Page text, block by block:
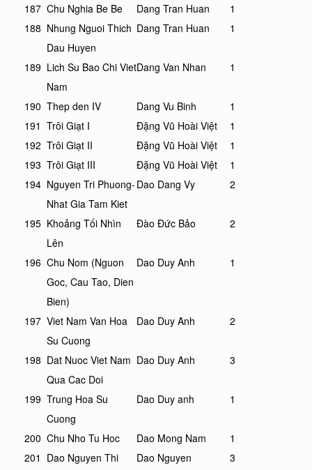
187 Chu Nghia Be Be Dang Tran Huan
1
188 Nhung Nguoi Thich
Dau Huyen
Dang Tran Huan 1
189 Lich Su Bao Chi Viet
Nam
Dang Van Nhan 1
190 Thep den IV Dang Vu Binh
1
191 Trôi Giạt I Đặng Vũ Hoài Việt
1
192 Trôi Giạt II Đặng Vũ Hoài Việt
1
193 Trôi Giạt III Đặng Vũ Hoài Việt
1
194 Nguyen Tri Phuong-
Nhat Gia Tam Kiet
Dao Dang Vy 2
195 Khoảng Tối Nhìn
Lên
Đào Đức Bảo 2
196 Chu Nom (Nguon
Goc, Cau Tao, Dien
Bien)
Dao Duy Anh 1
197 Viet Nam Van Hoa
Su Cuong
Dao Duy Anh 2
198 Dat Nuoc Viet Nam
Qua Cac Doi
Dao Duy Anh 3
199 Trung Hoa Su
Cuong
Dao Duy anh 1
200 Chu Nho Tu Hoc Dao Mong Nam
1
201 Dao Nguyen Thi
Dao Nguyen 3